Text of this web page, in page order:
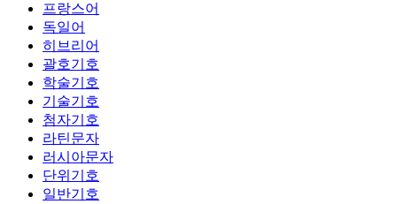
프랑스어
독일어
히브리어
괄호기호
학술기호
기술기호
첨자기호
라틴문자
러시아문자
단위기호
일반기호